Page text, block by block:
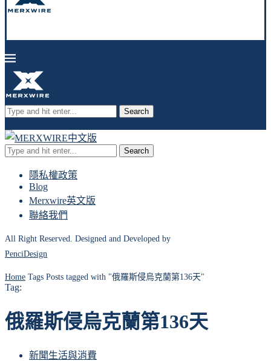
Search
Search
隱私權政策
Blog
Merxwire英文版
聯絡我們
All Right Reserved. Designed and Developed by
PenciDesign
Home Tags Posts tagged with "俄羅斯侵烏克蘭第136天"
Tag:
俄羅斯侵烏克蘭第136天
新聞生活與消費